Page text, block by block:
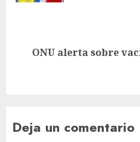
ONU alerta sobre
Deja un comentario